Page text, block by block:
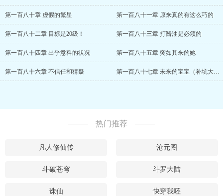
第一百八十章 虚假的繁星 第一百八十一章 原来真的有这么巧的
第一百八十二章 目标是20级！ 第一百八十三章 打酱油是必须的
第一百八十四章 出乎意料的状况 第一百八十五章 突如其来的她
第一百八十六章 不信任和猜疑 第一百八十七章 未来的宝宝（补坑大结局）
热门推荐
凡人修仙传 沧元图
斗破苍穹 斗罗大陆
诛仙 快穿我呸